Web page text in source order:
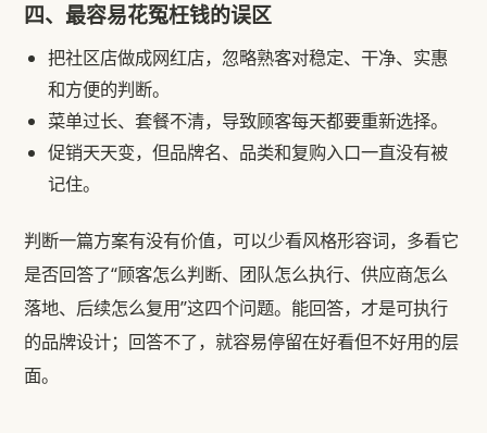
四、最容易花冤枉钱的误区
把社区店做成网红店，忽略熟客对稳定、干净、实惠
和方便的判断。
菜单过长、套餐不清，导致顾客每天都要重新选择。
促销天天变，但品牌名、品类和复购入口一直没有被
记住。
判断一篇方案有没有价值，可以少看风格形容词，多看它
是否回答了“顾客怎么判断、团队怎么执行、供应商怎么
落地、后续怎么复用”这四个问题。能回答，才是可执行
的品牌设计；回答不了，就容易停留在好看但不好用的层
面。